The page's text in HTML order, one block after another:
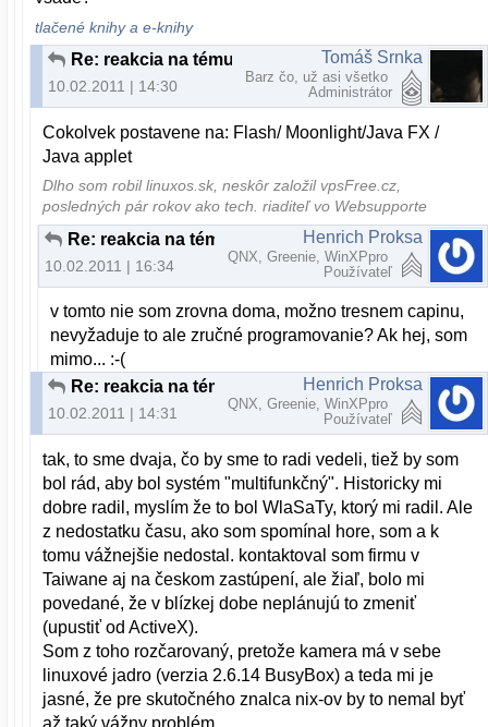
tlačené knihy a e-knihy
10.02.2011 | 14:30
Tomáš Srnka
Barz čo, už asi všetko
Administrátor
Cokolvek postavene na: Flash/ Moonlight/Java FX /
Java applet
Dlho som robil linuxos.sk, neskôr založil vpsFree.cz,
posledných pár rokov ako tech. riaditeľ vo Websupporte
Re: reakcia na tému "Nove slovenske linuxove distro"
10.02.2011 | 16:34
Henrich Proksa
QNX, Greenie, WinXPpro
Používateľ
v tomto nie som zrovna doma, možno tresnem capinu,
nevyžaduje to ale zručné programovanie? Ak hej, som
mimo... :-(
Re: reakcia na tému "Nove slovenske linuxove distro"
10.02.2011 | 14:31
Henrich Proksa
QNX, Greenie, WinXPpro
Používateľ
tak, to sme dvaja, čo by sme to radi vedeli, tiež by som
bol rád, aby bol systém "multifunkčný". Historicky mi
dobre radil, myslím že to bol WlaSaTy, ktorý mi radil. Ale
z nedostatku času, ako som spomínal hore, som a k
tomu vážnejšie nedostal. kontaktoval som firmu v
Taiwane aj na českom zastúpení, ale žiaľ, bolo mi
povedané, že v blízkej dobe neplánujú to zmeniť
(upustiť od ActiveX).
Som z toho rozčarovaný, pretože kamera má v sebe
linuxové jadro (verzia 2.6.14 BusyBox) a teda mi je
jasné, že pre skutočného znalca nix-ov by to nemal byť
až taký vážny problém.